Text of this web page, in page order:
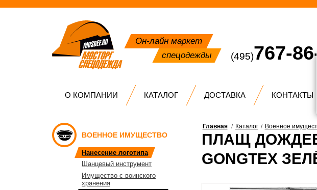
Он-лайн маркет
спецодежды
(495)767-
О КОМПАНИИ КАТАЛОГ ДОСТАВКА КОНТАКТЫ
ВОЕННОЕ ИМУЩЕСТВО
Нанесение логотипа
Шанцевый инструмент
Имущество с воинского
хранения
Главная / Каталог / Военное
ПЛАЩ
GONGTEX